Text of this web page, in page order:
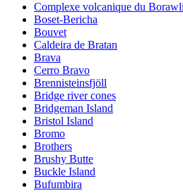
Complexe volcanique du Borawli
Boset-Bericha
Bouvet
Caldeira de Bratan
Brava
Cerro Bravo
Brennisteinsfjöll
Bridge river cones
Bridgeman Island
Bristol Island
Bromo
Brothers
Brushy Butte
Buckle Island
Bufumbira